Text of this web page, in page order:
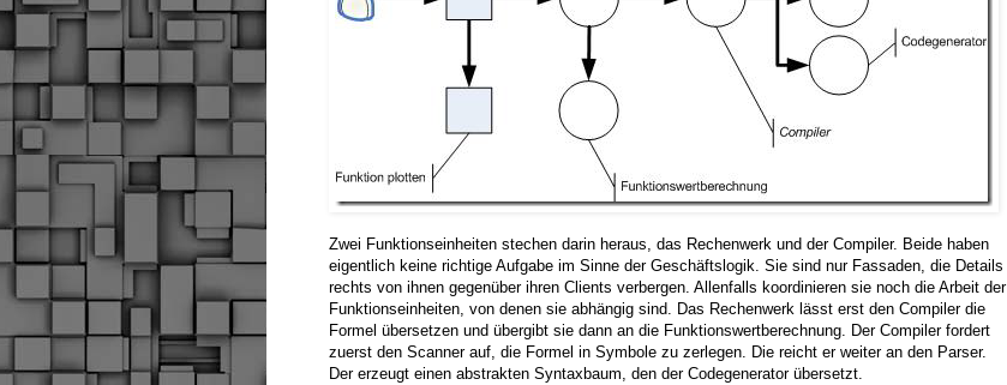
Zwei Funktionseinheiten stechen darin heraus, das Rechenwerk und der Compiler. Beide haben
eigentlich keine richtige Aufgabe im Sinne der Geschäftslogik. Sie sind nur Fassaden, die Details
rechts von ihnen gegenüber ihren Clients verbergen. Allenfalls koordinieren sie noch die Arbeit der
Funktionseinheiten, von denen sie abhängig sind. Das Rechenwerk lässt erst den Compiler die
Formel übersetzen und übergibt sie dann an die Funktionswertberechnung. Der Compiler fordert
zuerst den Scanner auf, die Formel in Symbole zu zerlegen. Die reicht er weiter an den Parser.
Der erzeugt einen abstrakten Syntaxbaum, den der Codegenerator übersetzt.